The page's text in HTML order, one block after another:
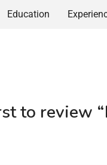
Education
to review